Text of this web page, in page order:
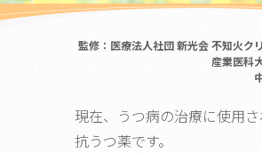
監修：医療法人社団 新光会 不知火ク
産業医科
現在、うつ病の治療に使用
抗うつ薬です。